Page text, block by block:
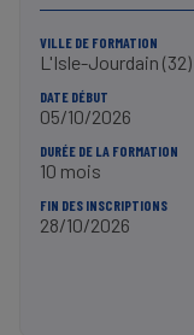
VILLE DE FORMATION
L'Isle-Jourdain (32)
DATE DÉBUT
05/10/2026
DURÉE DE LA FORMATION
10 mois
FIN DES INSCRIPTIONS
28/10/2026